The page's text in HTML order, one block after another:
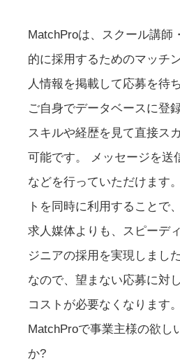
MatchProは、スクール講師
的に採用するためのマッチ
人情報を掲載して応募を待
ご自身でデータベースに登
スキルや経歴を見て直接ス
可能です。 メッセージを送
などを行っていただけます
トを同時に利用することで
求人媒体よりも、スピーデ
ジニアの採用を実現しまし
なので、望まない応募に対
コストが必要なくなります。
MatchProで事業主様の欲し
か?